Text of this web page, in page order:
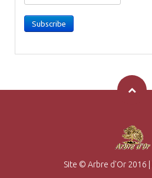
Subscribe
Site © Arbre d'Or 2016